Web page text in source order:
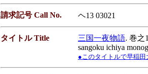
請求記号 Call No. ヘ13 03021
タイトル Title 三国一夜物語. 巻之
sangoku ichiya
●このタイトルで早稲田